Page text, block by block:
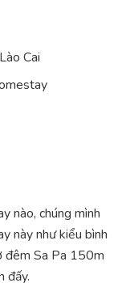
Cai
nào, chúng mình
này như kiểu bình
đêm Sa Pa 150m
đấy.